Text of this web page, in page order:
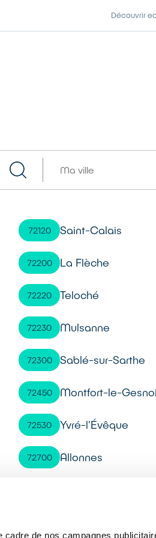
de nos campagnes
Découvrir
72120 Saint-Calais
72200 La Flèche
72220 Teloché
72230 Mulsanne
72300 Sablé-sur-Sarthe
72450 Montfort-le-
72530 Yvré-l'Évêque
72700 Allonnes